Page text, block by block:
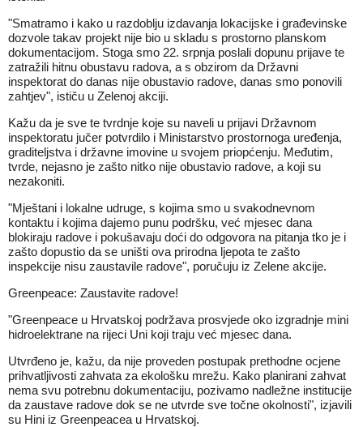
"Smatramo i kako u razdoblju izdavanja lokacijske i građevinske
dozvole takav projekt nije bio u skladu s prostorno planskom
dokumentacijom. Stoga smo 22. srpnja poslali dopunu prijave te
zatražili hitnu obustavu radova, a s obzirom da Državni
inspektorat do danas nije obustavio radove, danas smo ponovili
zahtjev", ističu u Zelenoj akciji.
Kažu da je sve te tvrdnje koje su naveli u prijavi Državnom
inspektoratu jučer potvrdilo i Ministarstvo prostornoga uređenja,
graditeljstva i državne imovine u svojem priopćenju. Međutim,
tvrde, nejasno je zašto nitko nije obustavio radove, a koji su
nezakoniti.
"Mještani i lokalne udruge, s kojima smo u svakodnevnom
kontaktu i kojima dajemo punu podršku, već mjesec dana
blokiraju radove i pokušavaju doći do odgovora na pitanja tko je i
zašto dopustio da se uništi ova prirodna ljepota te zašto
inspekcije nisu zaustavile radove", poručuju iz Zelene akcije.
Greenpeace: Zaustavite radove!
"Greenpeace u Hrvatskoj podržava prosvjede oko izgradnje mini
hidroelektrane na rijeci Uni koji traju već mjesec dana.
Utvrđeno je, kažu, da nije proveden postupak prethodne ocjene
prihvatljivosti zahvata za ekološku mrežu. Kako planirani zahvat
nema svu potrebnu dokumentaciju, pozivamo nadležne institucije
da zaustave radove dok se ne utvrde sve točne okolnosti", izjavili
su Hini iz Greenpeacea u Hrvatskoj.